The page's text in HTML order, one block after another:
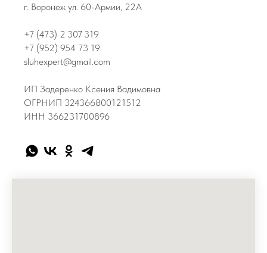
г. Воронеж ул. 60-Армии, 22А
+7 (473) 2 307 319
+7 (952) 954 73 19
sluhexpert@gmail.com
ИП Задеренко Ксения Вадимовна
ОГРНИП 324366800121512
ИНН 366231700896